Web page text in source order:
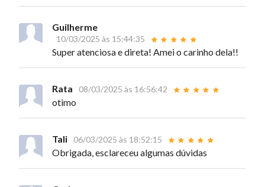
Guilherme
10/03/2025 às 15:44:35
Super atenciosa e direta! Amei o carinho dela!!
Rata 08/03/2025 às 16:56:42
otimo
Tali 06/03/2025 às 18:52:15
Obrigada, esclareceu algumas dúvidas